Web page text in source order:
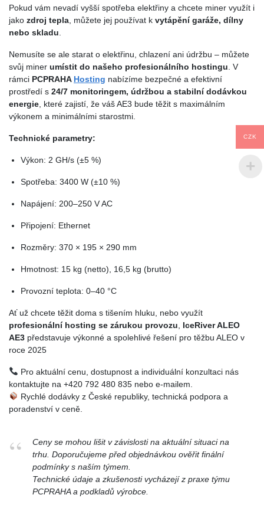
Pokud vám nevadí vyšší spotřeba elektřiny a chcete miner využít i
jako zdroj tepla , můžete jej používat k vytápění garáže, dílny
nebo skladu
Nemusíte se ale starat o elektřinu, chlazení ani údržbu – můžete
svůj miner umístit do našeho profesionálního hostingu . V
rámci PCPRAHA Hosting nabízíme bezpečné a efektivní
prostředí s 24/7 monitoringem, údržbou a stabilní dodávkou
energie , které zajistí, že váš AE3 bude těžit s maximálním
výkonem a minimálními starostmi.
Technické parametry:
Výkon: 2 GH/s (±5 %)
Spotřeba: 3400 W (±10 %)
Napájení: 200–250 V AC
Připojení: Ethernet
Rozměry: 370 × 195 × 290 mm
Hmotnost: 15 kg (netto), 16,5 kg (brutto)
Provozní teplota: 0–40 °C
Ať už chcete těžit doma s tišením hluku, nebo využít
profesionální hosting se zárukou provozu
IceRiver ALEO
AE3 představuje výkonné a spolehlivé řešení pro těžbu ALEO v
roce 2025
Pro aktuální cenu, dostupnost a individuální konzultaci nás
kontaktujte na +420 792 480 835 nebo e-mailem.
Rychlé dodávky z České republiky, technická podpora a
poradenství v ceně.
Ceny se mohou lišit v závislosti na aktuální situaci na
trhu. Doporučujeme před objednávkou ověřit finální
podmínky s naším týmem.
Technické údaje a zkušenosti vycházejí z praxe týmu
PCPRAHA a podkladů výrobce.
CZK